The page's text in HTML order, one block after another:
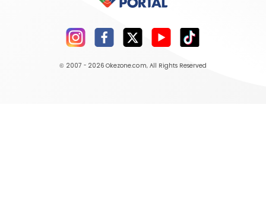
© 2007 - 2026 Okezone.com, All Rights Reserved